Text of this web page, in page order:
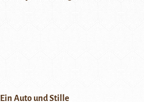
Ein Auto und Stille